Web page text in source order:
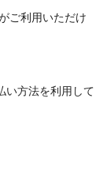
ご利用いただけ
い方法を利用して